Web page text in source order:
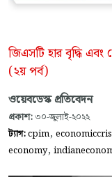
জিএসটি হার বৃদ্ধি এবং
(২য় পর্ব)
ওয়েবডেস্ক প্রতিবেদন
প্রকাশ:৩০-জুলাই-২০২২
ট্যাগ:cpim,
economy,